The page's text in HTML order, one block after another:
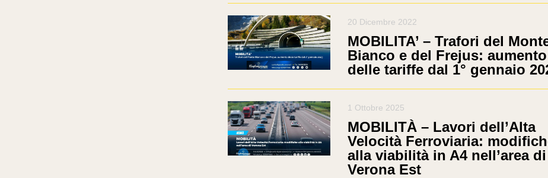
20 Dicembre 2022
MOBILITA’ – Trafori del
Bianco e del Frejus: aumento
delle tariffe dal 1° gennaio
1 Ottobre 2025
MOBILITÀ – Lavori dell’Alta
Velocità Ferroviaria:
alla viabilità in A4 nell’area di
Verona Est